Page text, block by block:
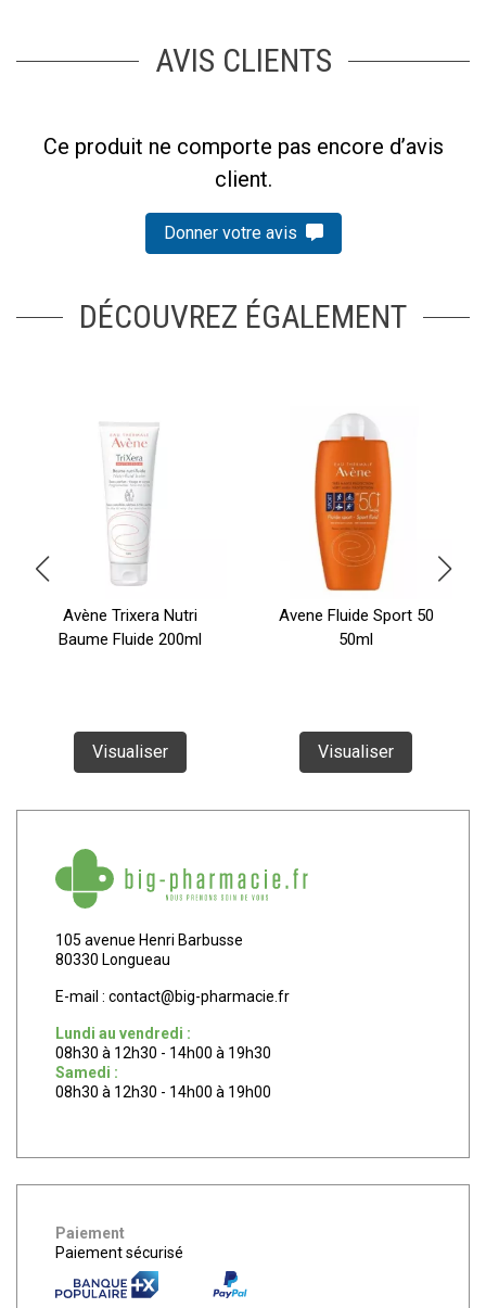
AVIS CLIENTS
Ce produit ne comporte pas encore d’avis
client.
Donner votre avis
DÉCOUVREZ ÉGALEMENT
Avène Trixera Nutri
Baume Fluide 200ml
Visualiser
Avene Fluide Sport 50
50ml
Visualiser
105 avenue Henri Barbusse
80330 Longueau
E-mail : contact@big-pharmacie.fr
Lundi au vendredi :
08h30 à 12h30 - 14h00 à 19h30
Samedi :
08h30 à 12h30 - 14h00 à 19h00
Paiement
Paiement sécurisé